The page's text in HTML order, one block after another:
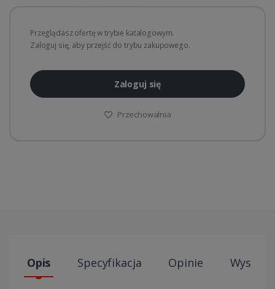
Przeglądasz ofertę w trybie katalogowym.
Zaloguj się, aby przejść do trybu zakupowego.
Zaloguj się
Przechowalnia
Opis Specyfikacja Opinie Wysyłki